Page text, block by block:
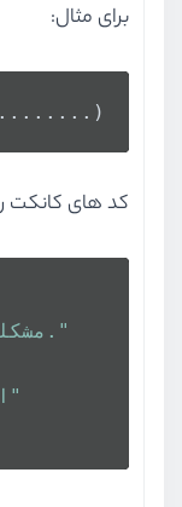
برای مثال:
کد های کانکت
"مشکلی پیش آمده است."
"اتصال برقرار شد"